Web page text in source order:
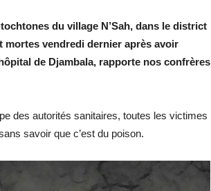
du village N’Sah, dans le district
mortes vendredi dernier après avoir
de Djambala, rapporte nos confrères
des autorités sanitaires, toutes les victimes
savoir que c’est du poison.